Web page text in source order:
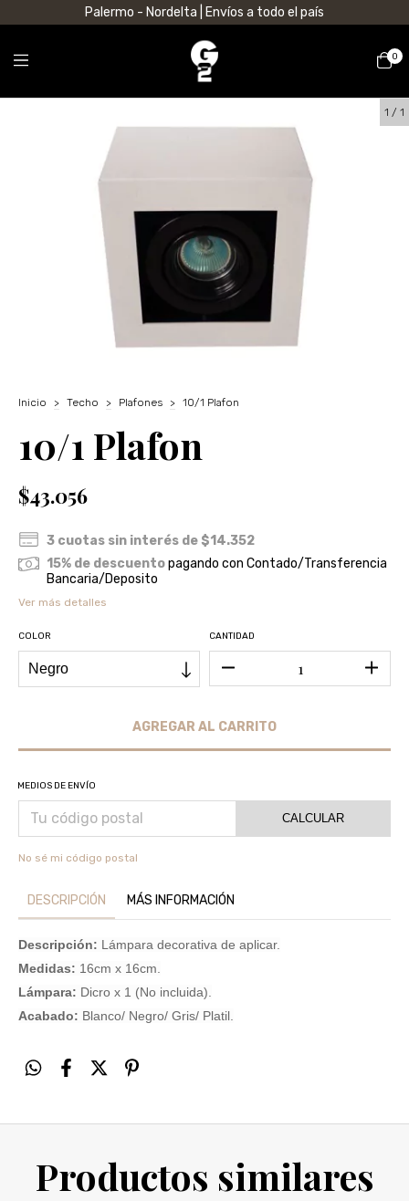
Palermo - Nordelta | Envíos a todo el país
0
1 / 1
Inicio > Techo > Plafones > 10/1 Plafon
10/1 Plafon
$43.056
3 cuotas sin interés de $14.352
15% de descuentopagando con Contado/Transferencia
Bancaria/Deposito
Ver más detalles
COLOR CANTIDAD
MEDIOS DE ENVÍO
CALCULAR
No sé mi código postal
DESCRIPCIÓN MÁS INFORMACIÓN
Descripción: Lámpara decorativa de aplicar.
Medidas: 16cm x 16cm.
Lámpara: Dicro x 1 (No incluida).
Acabado: Blanco/ Negro/ Gris/ Platil.
Productos similares